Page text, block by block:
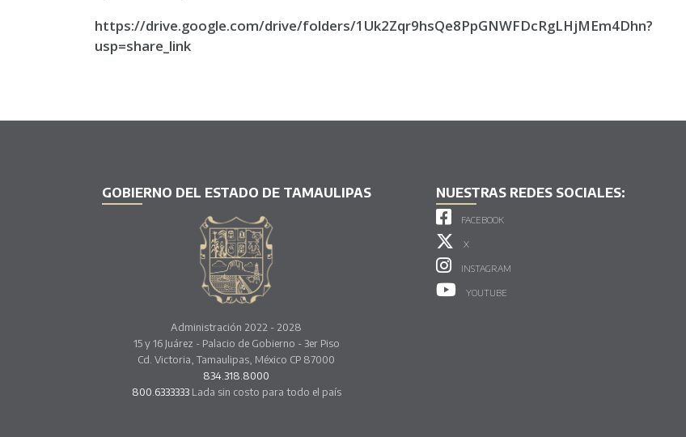
https://drive.google.com/drive/folders/1Uk2Zqr9hsQe8PpGNWFDcRgLHjMEm4Dhn?
usp=share_link
GOBIERNO DEL ESTADO DE TAMAULIPAS
Administración 2022 - 2028
15 y 16 Juárez - Palacio de Gobierno - 3er Piso
Cd. Victoria, Tamaulipas, México CP 87000
834.318.8000
800.6333333Lada sin costo para todo el país
NUESTRAS REDES SOCIALES:
FACEBOOK
X
INSTAGRAM
YOUTUBE